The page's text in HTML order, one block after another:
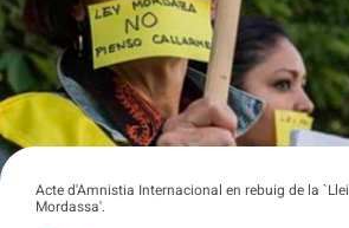
Acte d'Amnistia Internacional en rebuig de la `Llei
Mordassa'.